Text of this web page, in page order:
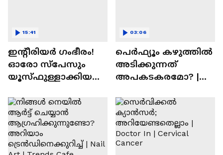
ഇന്റീരിയർ ഗംഭീരം!
ഓരോ സ്‌പേസും
യൂസ്ഫുള്ളാക്കിയ
15:41
പെർഫ്യൂം കഴുത്തിൽ
അടിക്കുന്നത്
അപകടകരമോ? |
03:06